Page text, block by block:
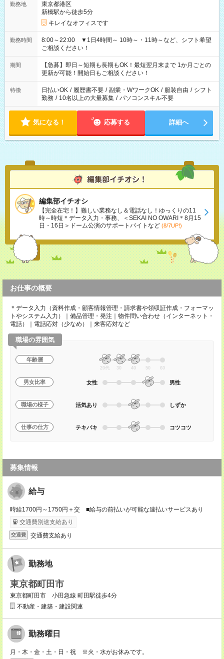
勤務地
東京都港区
新橋駅から徒歩5分
キレイなオフィスです
勤務時間
8:00～22:00 ▼1日4時間～ 10時～・11時～など、シフト希望
ご相談ください！
期間
【急募】即日～短期も長期もOK！最短翌月末まで 1か月ごとの
更新が可能！開始日もご相談ください！
特徴 日払いOK / 履歴書不要 / 副業・WワークOK / 服装自由 / シフト
勤務 / 10名以上の大量募集 / パソコンスキル不要
気になる！ 応募する 詳細へ
編集部イチオシ
【完全在宅！】難しい業務なし＆電話なし！ゆっくりの11
時～時短＊データ入力・事務、＜SEKAI NO OWARI＊8月15
日・16日＞ドーム公演のサポートバイトなど (8/7UP!)
お仕事の概要
＊データ入力（資料作成・顧客情報管理・請求書や領収証作成・フォーマッ
トやシステム入力）｜備品管理・発注｜物件問い合わせ（インターネット・
電話）｜電話応対（少なめ）｜来客応対など
職場の雰囲気
年齢層
20代 30 40 50 60
男女比率 女性 男性
職場の様子 活気あり しずか
仕事の仕方 テキパキ コツコツ
募集情報
給与
時給1700円～1750円＋交 ■給与の前払いが可能な速払いサービスあり
交通費別途支給あり
交通費 交通費支給あり
勤務地
東京都町田市
東京都町田市 小田急線 町田駅徒歩4分
不動産・建築・建設関連
勤務曜日
月・木・金・土・日・祝 ※火・水がお休みです。